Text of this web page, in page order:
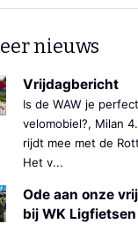
nieuws
Vrijdagbericht
Is de WAW je
velomobiel?, Milan
rijdt mee met de
Het v...
Ode aan onze
bij WK